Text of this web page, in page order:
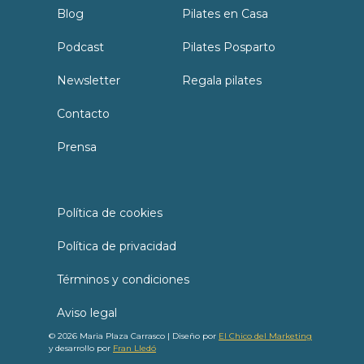
Blog
Podcast
Newsletter
Contacto
Prensa
Pilates en Casa
Pilates Posparto
Regala pilates
Política de cookies
Política de privacidad
Términos y condiciones
Aviso legal
© 2026 Maria Plaza Carrasco | Diseño por El Chico del Marketing
y desarrollo por Fran Lledó